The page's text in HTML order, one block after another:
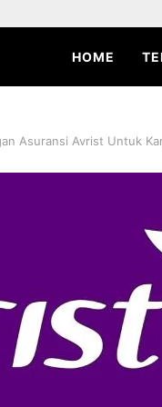
HOME
Asuransi Avrist Untuk